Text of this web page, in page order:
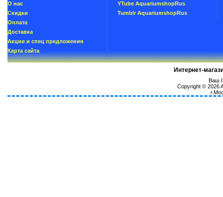
О нас
Скидки
Oплатa
Доставка
Акции и спец предложения
Карта сайта
YTube AquariumshopRus
Tumblr AquariumshopRus
Интернет-
Ваш
Copyright © 2026